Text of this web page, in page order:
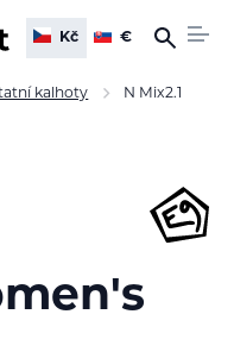
Kč €
kalhoty
N Mix2.1